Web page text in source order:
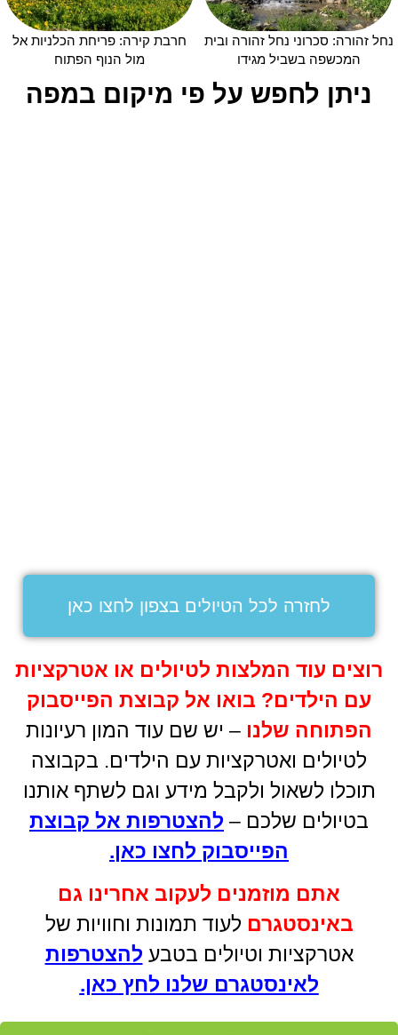
נחל זהורה: סכרוני נחל זהורה ובית
המכשפה בשביל מגידו
חרבת קירה: פריחת הכלניות אל
מול הנוף הפתוח
ניתן לחפש על פי מיקום במפה
לחזרה לכל הטיולים בצפון לחצו כאן
רוצים עוד המלצות לטיולים או אטרקציות
עם הילדים? בואו אל קבוצת הפייסבוק
הפתוחה שלנו – יש שם עוד המון רעיונות
לטיולים ואטרקציות עם הילדים. בקבוצה
תוכלו לשאול ולקבל מידע וגם לשתף אותנו
בטיולים שלכם – להצטרפות אל קבוצת
הפייסבוק לחצו כאן.
אתם מוזמנים לעקוב אחרינו גם
באינסטגרם לעוד תמונות וחוויות של
אטרקציות וטיולים בטבע להצטרפות
לאינסטגרם שלנו לחץ כאן.